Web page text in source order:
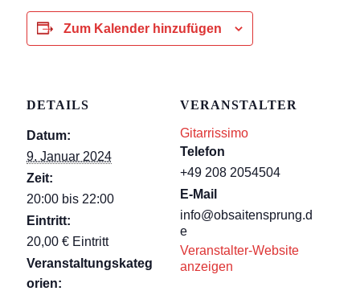
Zum Kalender hinzufügen
DETAILS
Datum:
9. Januar 2024
Zeit:
20:00 bis 22:00
Eintritt:
20,00 € Eintritt
Veranstaltungskateg
orien:
VERANSTALTER
Gitarrissimo
Telefon
+49 208 2054504
E-Mail
info@obsaitensprung.d
e
Veranstalter-Website
anzeigen